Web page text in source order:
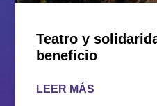
Teatro y
beneficio
LEER MÁS